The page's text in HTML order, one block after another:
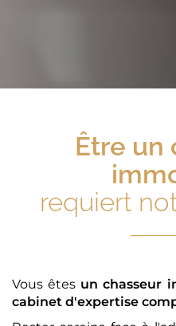
Être un
requiert
Vous êtes un chasseur
cabinet d'expertise